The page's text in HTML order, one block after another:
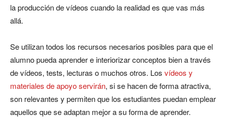
la producción de vídeos cuando la realidad es que vas más
allá.
Se utilizan todos los recursos necesarios posibles para que el
alumno pueda aprender e interiorizar conceptos bien a través
de vídeos, tests, lecturas o muchos otros. Los vídeos y
materiales de apoyo servirán, si se hacen de forma atractiva,
son relevantes y permiten que los estudiantes puedan emplear
aquellos que se adaptan mejor a su forma de aprender.